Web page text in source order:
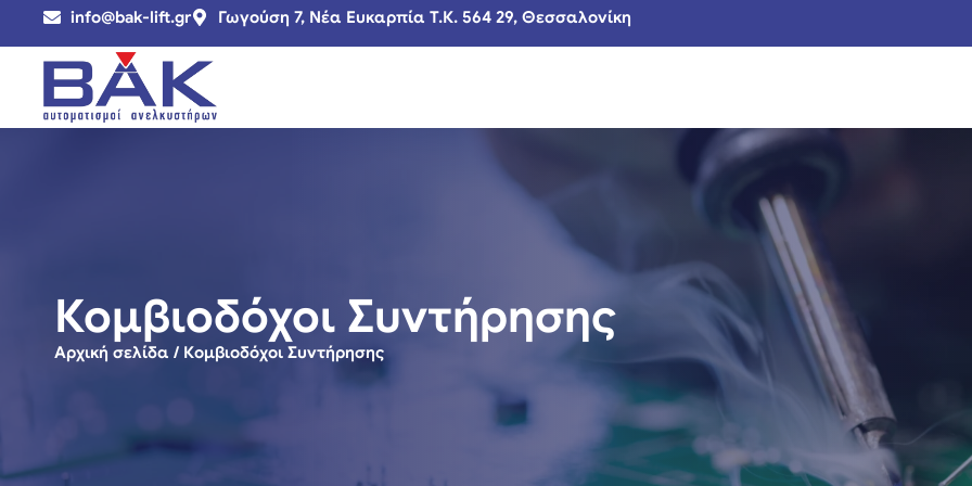
info@bak-lift.gr Γωγούση 7, Νέα Ευκαρπία Τ.Κ. 564 29, Θεσσαλονίκη
Κομβιοδόχοι Συντήρησης
Αρχική σελίδα / Κομβιοδόχοι Συντήρησης